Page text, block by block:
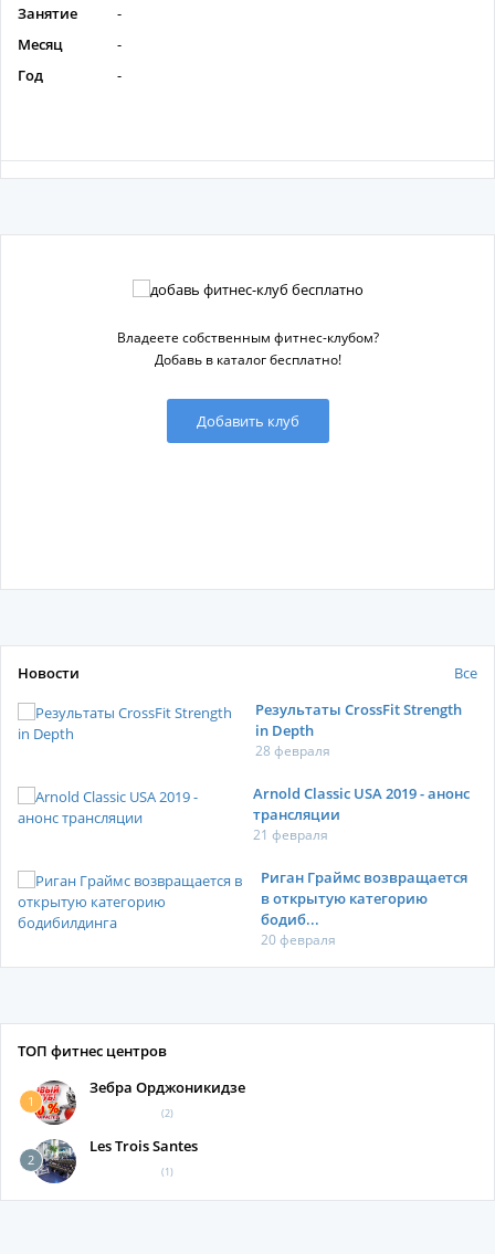
Занятие
-
Месяц
-
Год
-
Владеете собственным фитнес-клубом?
Добавь в каталог бесплатно!
Добавить клуб
Новости
Все
Результаты CrossFit Strength
in Depth
28 февраля
Arnold Classic USA 2019 - анонс
трансляции
21 февраля
Риган Граймс возвращается
в открытую категорию
бодиб...
20 февраля
ТОП фитнес центров
1
Зебра Орджоникидзе
(2)
2
Les Trois Santes
(1)